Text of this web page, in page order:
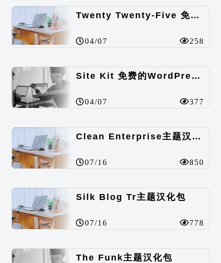
Twenty Twenty-Five 免费的WordPress内容主题
04/07 258
Site Kit 免费的WordPress数据统计插件
04/07 377
Clean Enterprise主题汉化包
07/16 850
Silk Blog Tr主题汉化包
07/16 778
The Funk主题汉化包